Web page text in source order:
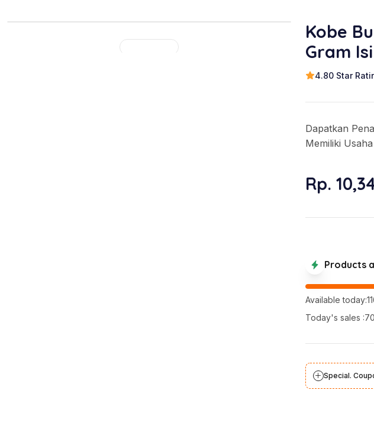
Kobe
Gram
4.80 Star
Dapatkan
Memiliki
Rp.
Products
Available
Today's sales :70
Special.